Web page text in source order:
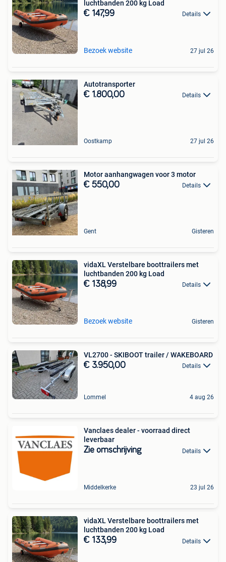
luchtbanden 200 kg Load
€ 147,99 Details
Bezoek website 27 jul 26
Autotransporter
€ 1.800,00 Details
Oostkamp 27 jul 26
Motor aanhangwagen voor 3 motor
€ 550,00 Details
Gent Gisteren
vidaXL Verstelbare boottrailers met
luchtbanden 200 kg Load
€ 138,99 Details
Bezoek website Gisteren
VL2700 - SKIBOOT trailer / WAKEBOARD
€ 3.950,00 Details
Lommel 4 aug 26
Vanclaes dealer - voorraad direct
leverbaar
Zie omschrijving Details
Middelkerke 23 jul 26
vidaXL Verstelbare boottrailers met
luchtbanden 200 kg Load
€ 133,99 Details